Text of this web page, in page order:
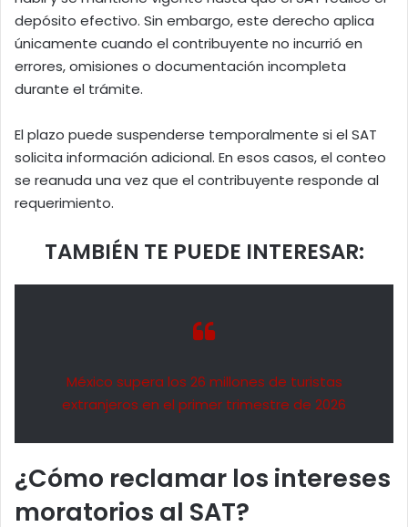
depósito efectivo. Sin embargo, este derecho aplica
únicamente cuando el contribuyente no incurrió en
errores, omisiones o documentación incompleta
durante el trámite.
El plazo puede suspenderse temporalmente si el SAT
solicita información adicional. En esos casos, el conteo
se reanuda una vez que el contribuyente responde al
requerimiento.
TAMBIÉN TE PUEDE INTERESAR:
México supera los 26 millones de turistas
extranjeros en el primer trimestre de 2026
¿Cómo reclamar los intereses
moratorios al SAT?